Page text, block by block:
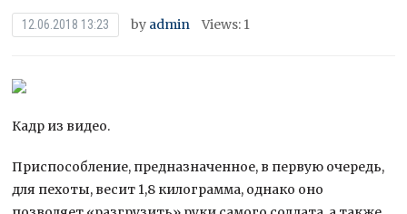
12.06.2018 13:23 by admin Views: 1
Кадр из видео.
Приспособление, предназначенное, в первую очередь,
для пехоты, весит 1,8 килограмма, однако оно